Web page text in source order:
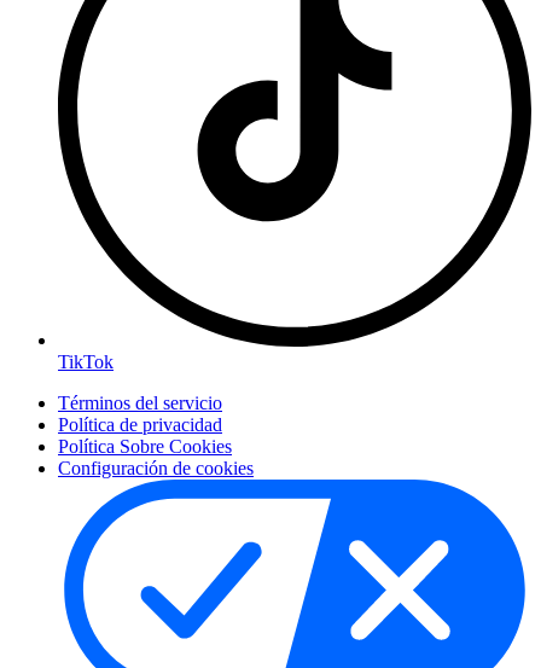
TikTok
Términos del servicio
Política de privacidad
Política Sobre Cookies
Configuración de cookies